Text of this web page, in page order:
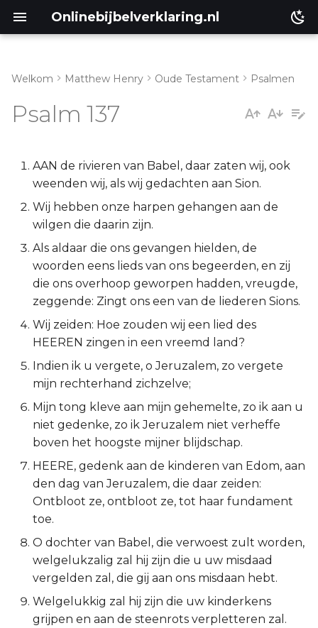
Onlinebijbelverklaring.nl
Psalm 137:7-9
Lukas
Johannes
Handelingen
Romeinen
1 Korinthe
2 Korinthe
Galaten
Éfeze
Filipenzen
Kolossenzen
1 Thessalonicenzen
2 Thessalonicenzen
1 Timótheüs
2 Timótheüs
Welkom Matthew Henry Oude Testament Psalmen
Psalm 137
AAN de rivieren van Babel, daar zaten wij, ook
weenden wij, als wij gedachten aan Sion.
Wij hebben onze harpen gehangen aan de
wilgen die daarin zijn.
Als aldaar die ons gevangen hielden, de
woorden eens lieds van ons begeerden, en zij
die ons overhoop geworpen hadden, vreugde,
zeggende: Zingt ons een van de liederen Sions.
Wij zeiden: Hoe zouden wij een lied des
HEEREN zingen in een vreemd land?
Indien ik u vergete, o Jeruzalem, zo vergete
mijn rechterhand zichzelve;
Mijn tong kleve aan mijn gehemelte, zo ik aan u
niet gedenke, zo ik Jeruzalem niet verheffe
boven het hoogste mijner blijdschap.
HEERE, gedenk aan de kinderen van Edom, aan
den dag van Jeruzalem, die daar zeiden:
Ontbloot ze, ontbloot ze, tot haar fundament
toe.
O dochter van Babel, die verwoest zult worden,
welgelukzalig zal hij zijn die u uw misdaad
vergelden zal, die gij aan ons misdaan hebt.
Welgelukkig zal hij zijn die uw kinderkens
grijpen en aan de steenrots verpletteren zal.